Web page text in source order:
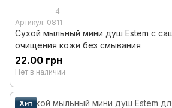
4
Артикул: 0811
Сухой мыльный мини душ Estem с
очищения кожи без смывания
22.00 грн
Нет в наличии
Хит